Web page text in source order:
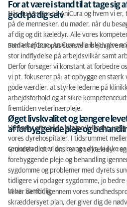
For at være i stand til at tage sig
godt på dig selv
Når du tænker på AniCura og hvem vi
på de mennesker, du møder, når du
af dig og dit kæledyr. Alle vores
medarbejdere. AniCura ville ikke være
Som en af Europas største
stor indflydelse på arbejdsvilkår samt
Derfor forsøger vi konstant at forbedre
vi pt. fokuserer på: at opbygge en stærk
gode værdier, at styrke lederne på
arbejdsforhold og at sikre
fremtiden veterinærpleje.
Øget livskvalitet og længere
af forbyggende pleje og
Vi møder ofte både hvalpe/killinger,
vores dyrehospitaler. I tidsrummet
seniorstadiet er der mange dyr, vi ikke
Grunden til at vi ønsker at se kæledyr
forebyggende pleje og behandling
sygdomme og problemer med dyrets
tidligere vi opdager sygdomme, jo
have. Samtidig
Vi har derfor, igennem vores
skræddersyet plan, der giver dig de